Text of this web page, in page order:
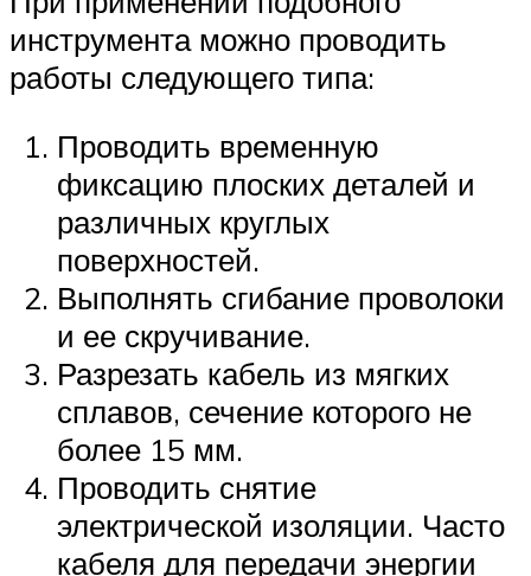
инструмента можно проводить
работы следующего типа:
Проводить временную
фиксацию плоских деталей и
различных круглых
поверхностей.
Выполнять сгибание проволоки
и ее скручивание.
Разрезать кабель из мягких
сплавов, сечение которого не
более 15 мм.
Проводить снятие
электрической изоляции. Часто
кабеля для передачи энергии